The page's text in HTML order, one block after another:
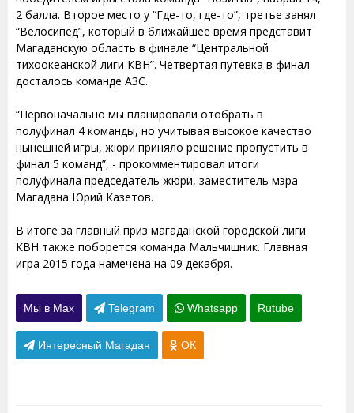
2 балла. Второе место у “Где-то, где-то”, третье занял
“Велосипед”, который в ближайшее время представит
Магаданскую область в финале “Центральной
тихоокеанской лиги КВН”. Четвертая путевка в финал
досталось команде АЗС.
“Первоначально мы планировали отобрать в
полуфинал 4 команды, но учитывая высокое качество
нынешней игры, жюри приняло решение пропустить в
финал 5 команд”, - прокомментировал итоги
полуфинала председатель жюри, заместитель мэра
Магадана Юрий Казетов.
В итоге за главный приз магаданской городской лиги
КВН также поборется команда Мальчишник. Главная
игра 2015 года намечена на 09 декабря.
Мы в Max Telegram Whatsapp Rutube
Интересный Магадан ОК